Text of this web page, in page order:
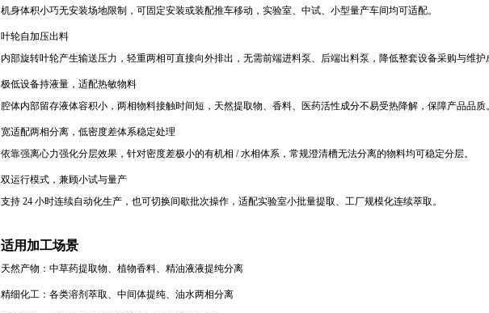
机身体积小巧无安装场地限制，可固定安装或装配推车移动，实验室、中试、小型量产车间均可适配。
叶轮自加压出料
内部旋转叶轮产生输送压力，轻重两相可直接向外排出，无需前端进料泵、后端出料泵，降低整套设备采购与维护
极低设备持液量，适配热敏物料
腔体内部留存液体容积小，两相物料接触时间短，天然提取物、香料、医药活性成分不易受热降解，保障产品品质。
宽适配两相分离，低密度差体系稳定处理
依靠强离心力强化分层效果，针对密度差极小的有机相 / 水相体系，常规澄清槽无法分离的物料均可稳定分层。
双运行模式，兼顾小试与量产
支持 24 小时连续自动化生产，也可切换间歇批次操作，适配实验室小批量提取、工厂规模化连续萃取。
适用加工场景
天然产物：中草药提取物、植物香料、精油液液提纯分离
精细化工：各类溶剂萃取、中间体提纯、油水两相分离